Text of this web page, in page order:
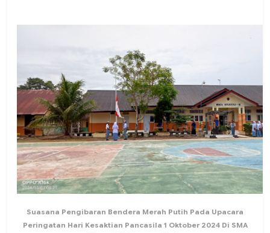
Suasana Pengibaran Bendera Merah Putih Pada Upacara
Peringatan Hari Kesaktian Pancasila 1 Oktober 2024 Di SMA